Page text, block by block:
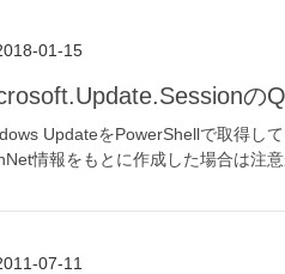
01-15
の
UpdateをPowerShellで取得し
情報をもとに作成した場合は注意
07-11